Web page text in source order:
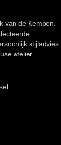
van de Kempen.
stijladvies
atelier.